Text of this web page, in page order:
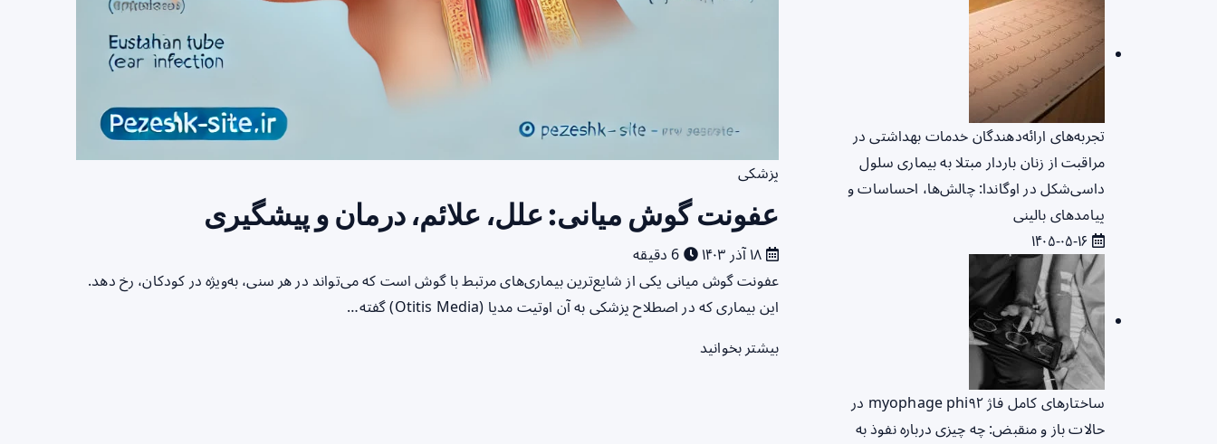
پزشکی
عفونت گوش میانی: علل، علائم، درمان و پیشگیری
عفونت گوش میانی یکی از شایع‌ترین بیماری‌های مرتبط با گوش است که می‌تواند در هر سنی، به‌ویژه در کودکان، رخ دهد.
این بیماری که در اصطلاح پزشکی به آن اوتیت مدیا (Otitis Media) گفته…
بیشتر بخوانید
تجربه‌های ارائه‌دهندگان خدمات بهداشتی در
مراقبت از زنان باردار مبتلا به بیماری سلول
داسی‌شکل در اوگاندا: چالش‌ها، احساسات و
پیامدهای بالینی
ساختارهای کامل فاژ myophage phi۹۲ در
حالات باز و منقبض: چه چیزی درباره نفوذ به